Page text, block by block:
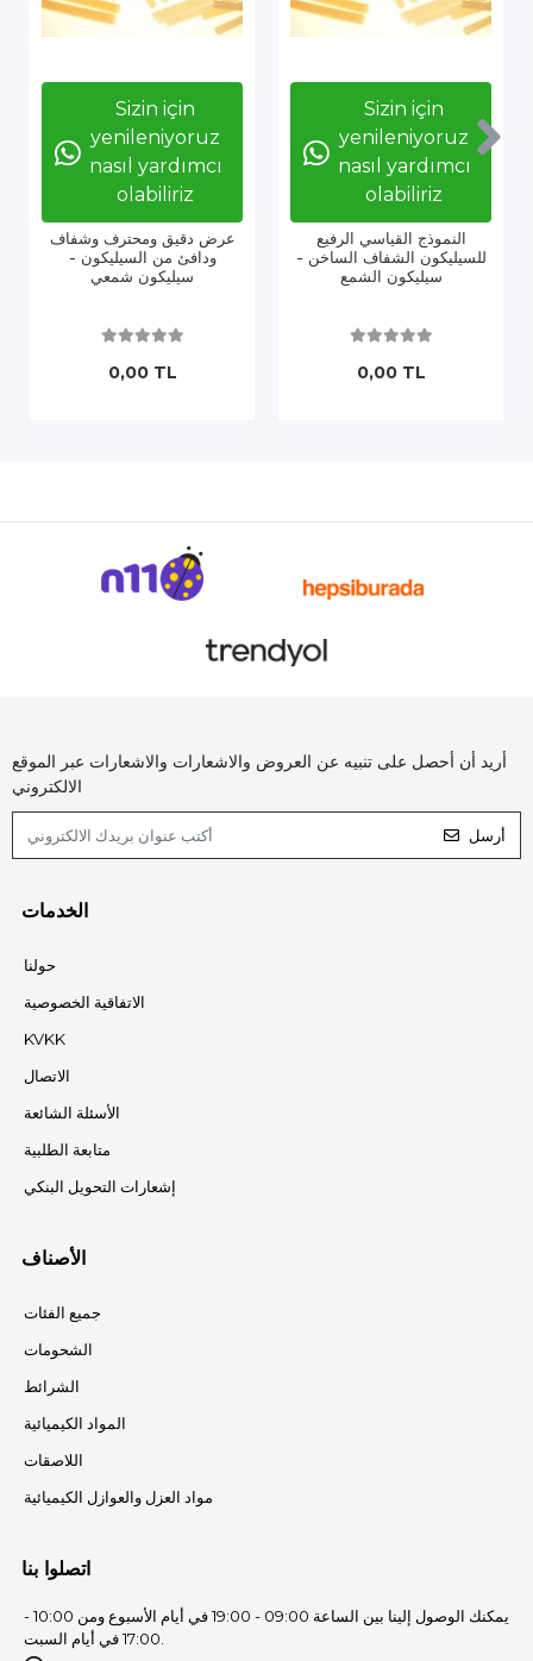
Sizin için
yenileniyoruz
nasıl yardımcı
olabiliriz
عرض دقيق ومحترف وشفاف
ودافئ من السيليكون -
سيليكون شمعي
0,00 TL
Sizin için
yenileniyoruz
nasıl yardımcı
olabiliriz
النموذج القياسي الرفيع
للسيليكون الشفاف الساخن -
سيليكون الشمع
0,00 TL
أريد أن أحصل على تنبيه عن العروض والاشعارات والاشعارات عبر الموقع
الالكتروني
أرسل
الخدمات
حولنا
الاتفاقية الخصوصية
KVKK
الاتصال
الأسئلة الشائعة
متابعة الطلبية
إشعارات التحويل البنكي
الأصناف
جميع الفئات
الشحومات
الشرائط
المواد الكيميائية
اللاصقات
مواد العزل والعوازل الكيميائية
اتصلوا بنا
يمكنك الوصول إلينا بين الساعة 09:00 - 19:00 في أيام الأسبوع ومن 10:00 -